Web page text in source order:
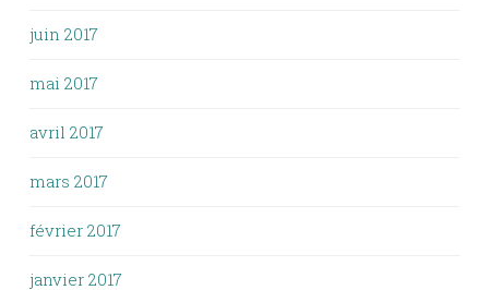
juin 2017
mai 2017
avril 2017
mars 2017
février 2017
janvier 2017